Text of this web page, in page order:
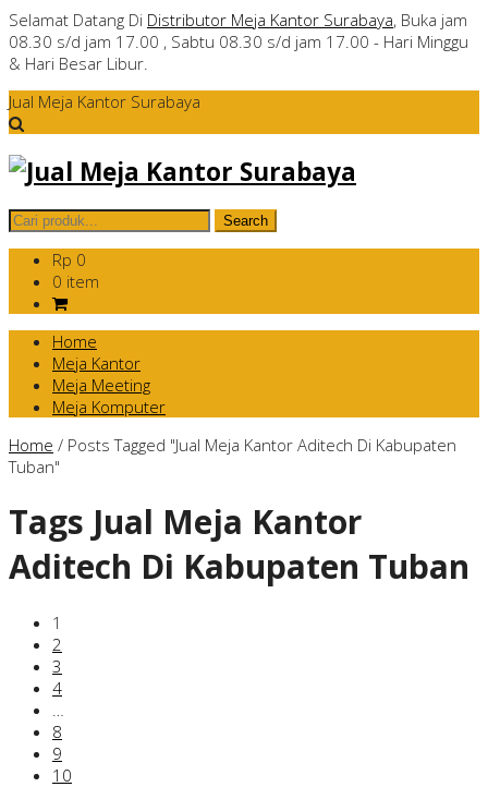
Selamat Datang Di Distributor Meja Kantor Surabaya, Buka jam
08.30 s/d jam 17.00 , Sabtu 08.30 s/d jam 17.00 - Hari Minggu
& Hari Besar Libur.
Jual Meja Kantor Surabaya
Rp 0
0 item
Home
Meja Kantor
Meja Meeting
Meja Komputer
Home / Posts Tagged "Jual Meja Kantor Aditech Di Kabupaten
Tuban"
Tags Jual Meja Kantor
Aditech Di Kabupaten Tuban
1
2
3
4
8
9
10